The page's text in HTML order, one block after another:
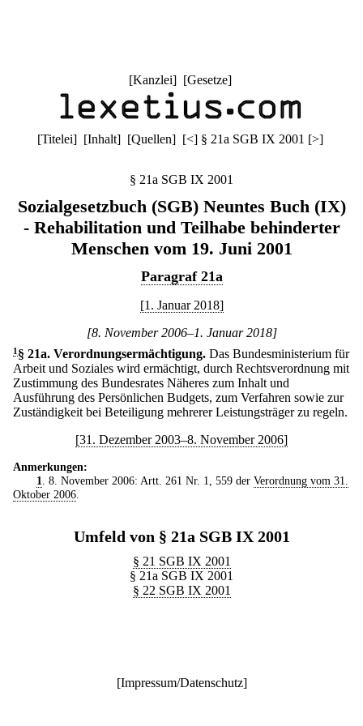
[Kanzlei] [Gesetze]
[Titelei] [Inhalt] [Quellen] [<] § 21a SGB IX 2001 [>]
§ 21a SGB IX 2001
Sozialgesetzbuch (SGB) Neuntes Buch (IX)
- Rehabilitation und Teilhabe behinderter
Menschen vom 19. Juni 2001
Paragraf 21a
[1. Januar 2018]
[8. November 2006–1. Januar 2018]
1 § 21a. Verordnungsermächtigung. Das Bundesministerium für
Arbeit und Soziales wird ermächtigt, durch Rechtsverordnung mit
Zustimmung des Bundesrates Näheres zum Inhalt und
Ausführung des Persönlichen Budgets, zum Verfahren sowie zur
Zuständigkeit bei Beteiligung mehrerer Leistungsträger zu regeln.
[31. Dezember 2003–8. November 2006]
Anmerkungen:
1
. 8. November 2006: Artt. 261 Nr. 1, 559 der Verordnung vom 31.
Oktober 2006
Umfeld von § 21a SGB IX 2001
§ 21 SGB IX 2001
§ 21a SGB IX 2001
§ 22 SGB IX 2001
[Impressum/Datenschutz]